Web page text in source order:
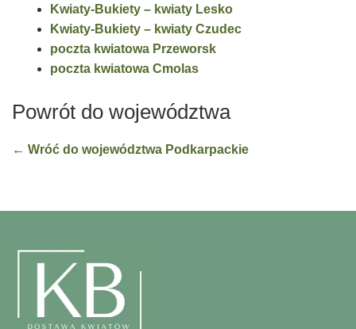
Kwiaty-Bukiety – kwiaty Lesko
Kwiaty-Bukiety – kwiaty Czudec
poczta kwiatowa Przeworsk
poczta kwiatowa Cmolas
Powrót do województwa
← Wróć do województwa Podkarpackie